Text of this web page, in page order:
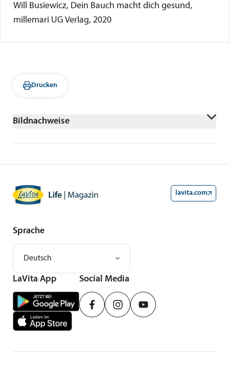
Will Busiewicz, Dein Bauch macht dich gesund,
millemari UG Verlag, 2020
Drucken
Bildnachweise
Millemari Verlag
lavita.com
LaVita App Social Media
Sprache
Deutsch